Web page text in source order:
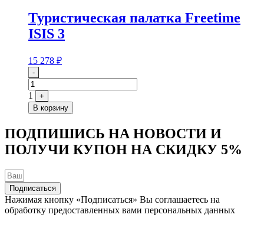
Туристическая палатка Freetime
ISIS 3
15 278 ₽
Quantity
-
1
+
В корзину
ПОДПИШИСЬ НА НОВОСТИ И
ПОЛУЧИ КУПОН НА СКИДКУ 5%
Подписаться
Нажимая кнопку «Подписаться» Вы соглашаетесь на
обработку предоставленных вами персональных данных